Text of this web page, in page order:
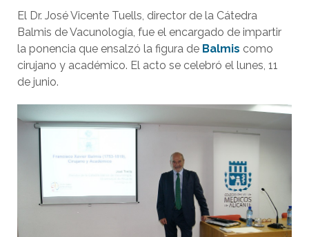
El Dr. José Vicente Tuells, director de la Cátedra
Balmis de Vacunología, fue el encargado de impartir
la ponencia que ensalzó la figura de Balmis como
cirujano y académico. El acto se celebró el lunes, 11
de junio.